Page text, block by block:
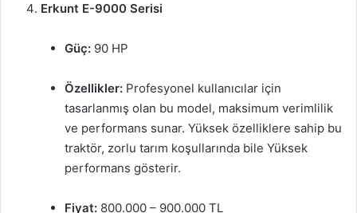
Erkunt E-9000 Serisi
Güç: 90 HP
Özellikler: Profesyonel kullanıcılar için
tasarlanmış olan bu model, maksimum verimlilik
ve performans sunar. Yüksek özelliklere sahip bu
traktör, zorlu tarım koşullarında bile Yüksek
performans gösterir.
Fiyat: 800.000 – 900.000 TL